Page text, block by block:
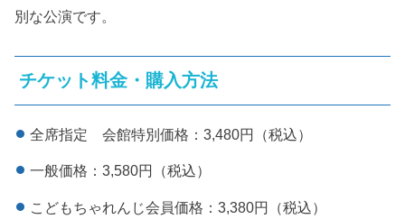
別な公演です。
チケット料金・購入方法
全席指定 会館特別価格：3,480円（税込）
一般価格：3,580円（税込）
こどもちゃれんじ会員価格：3,380円（税込）